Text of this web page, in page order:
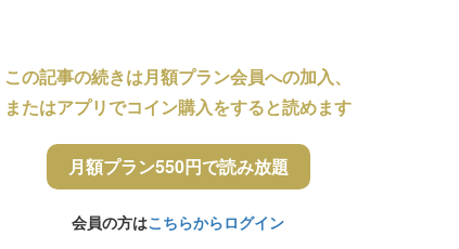
この記事の続きは月額プラン会員への加入、
またはアプリでコイン購入をすると読めます
月額プラン550円で読み放題
会員の方はこちらからログイン